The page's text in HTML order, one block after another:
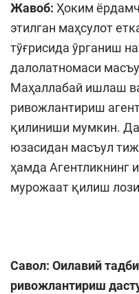
Жавоб: Ҳоким
этилган маҳсулот
тўғрисида ўрганиш
далолатномаси
Маҳаллабай ишлаш
ривожлантириш
қилиниши мумкин.
юзасидан масъул
ҳамда Агентликнинг
мурожаат қилиш
Савол: Оилавий
ривожлантириш